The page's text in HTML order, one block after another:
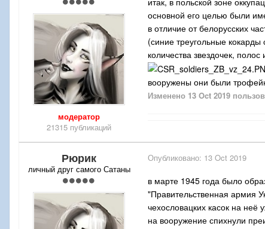
модератор
21315 публикаций
основной его целью были
в отличие от белорусских
(синие треугольные
количества звездочек,
вооружены они были
Изменено 13 Oct 2019
Рюрик
личный друг самого Сатаны
Опубликовано: 13 Oct 2019
в марте 1945 года было
"Правительственная армия
чехословацких касок на
на вооружение спихнули